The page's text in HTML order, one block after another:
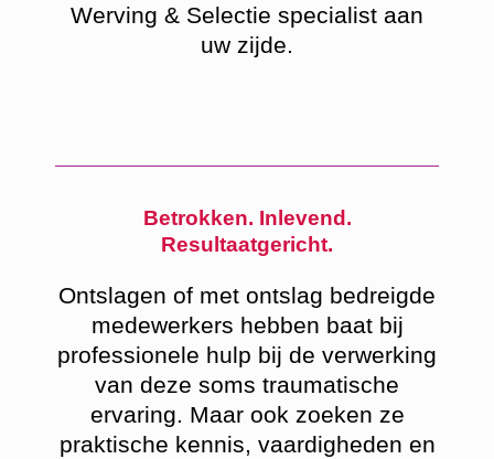
Werving & Selectie specialist aan
uw zijde.
Betrokken. Inlevend.
Resultaatgericht.
Ontslagen of met ontslag bedreigde
medewerkers hebben baat bij
professionele hulp bij de verwerking
van deze soms traumatische
ervaring. Maar ook zoeken ze
praktische kennis, vaardigheden en